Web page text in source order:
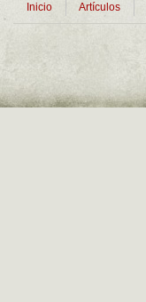
Inicio Artículos